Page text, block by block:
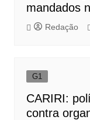
mandados
Redação
G1
CARIRI:
contra